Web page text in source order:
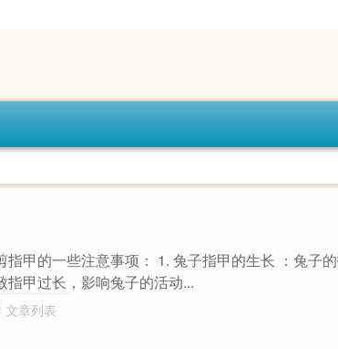
甲的一些注意事项： 1. 兔子指甲的生长 ：兔子
甲过长，影响兔子的活动...
文章列表